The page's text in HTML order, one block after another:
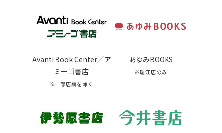
Avanti Book Center／ア
ミーゴ書店
※一部店舗を除く
あゆみBOOKS
※瑞江店のみ